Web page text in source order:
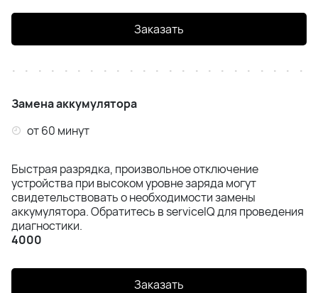
Samsung S21 Plus (G996B)
Samsung S21 Ultra (G998B)
Samsung S22 (S901)
Samsung S22 Plus (S906B)
Samsung S22 Ultra (S908B)
Samsung S23 (S911)
Samsung S23 Plus (S916)
Заказать
Замена аккумулятора
от 60 минут
Быстрая разрядка, произвольное отключение
устройства при высоком уровне заряда могут
свидетельствовать о необходимости замены
аккумулятора. Обратитесь в serviceIQ для проведения
диагностики.
4000
Заказать